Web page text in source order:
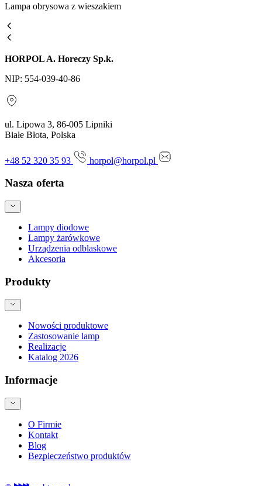
Lampa obrysowa z wieszakiem
HORPOL A. Horeczy Sp.k.
NIP: 554-039-40-86
ul. Lipowa 3, 86-005 Lipniki
Białe Błota, Polska
+48 52 320 35 93 horpol@horpol.pl
Nasza oferta
Lampy diodowe
Lampy żarówkowe
Urządzenia odblaskowe
Akcesoria
Produkty
Nowości produktowe
Zastosowanie lamp
Realizacje
Katalog 2026
Informacje
O Firmie
Kontakt
Blog
Bezpieczeństwo produktów